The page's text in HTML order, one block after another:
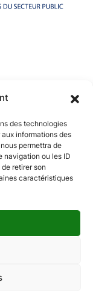
des technologies
informations des
permettra de
navigation ou les ID
retirer son
caractéristiques
réservés
iStock sauf